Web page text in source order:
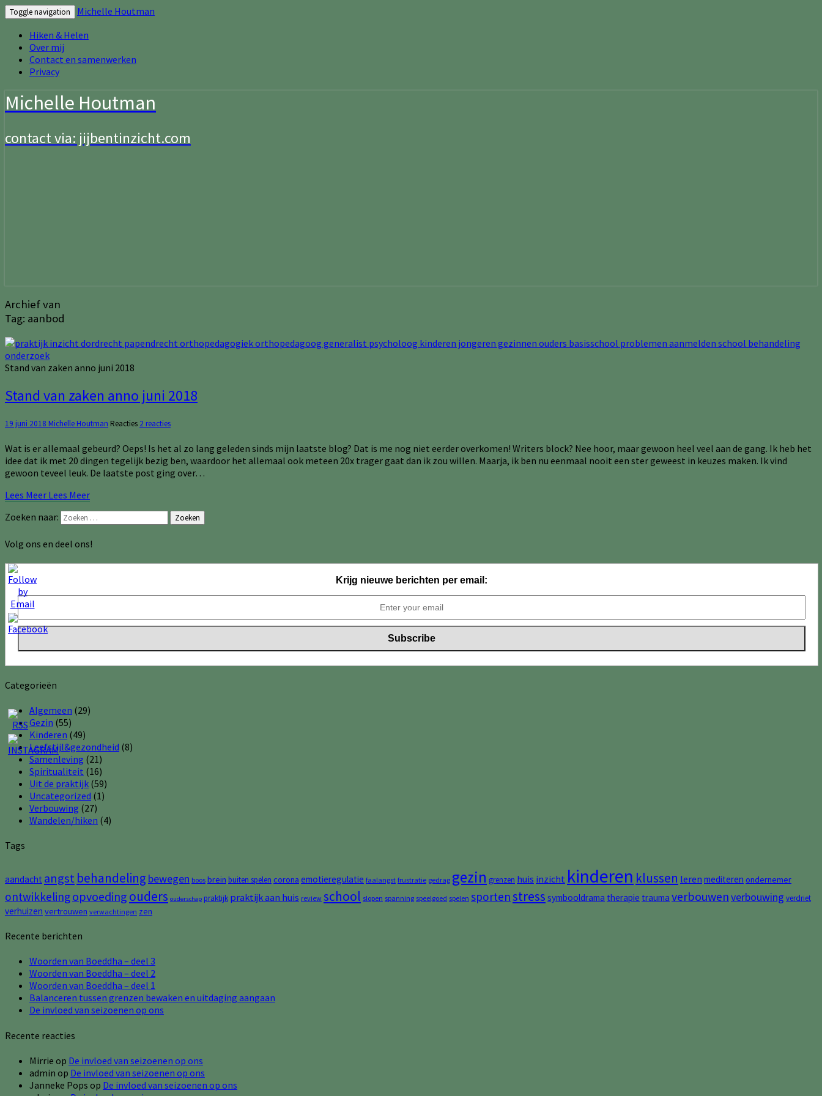
Toggle navigation
Michelle Houtman
Hiken & Helen
Over mij
Contact en samenwerken
Privacy
Michelle Houtman
contact via: jijbentinzicht.com
Archief van
Tag: aanbod
Stand van zaken anno juni 2018
Stand van zaken anno juni 2018
19 juni 2018 Michelle Houtman Reacties 2 reacties
Wat is er allemaal gebeurd? Oeps! Is het al zo lang geleden sinds mijn laatste blog? Dat is me nog niet eerder overkomen! Writers block? Nee hoor, maar gewoon heel veel aan de gang. Ik heb het
idee dat ik met 20 dingen tegelijk bezig ben, waardoor het allemaal ook meteen 20x trager gaat dan ik zou willen. Maarja, ik ben nu eenmaal nooit een ster geweest in keuzes maken. Ik vind
gewoon teveel leuk. De laatste post ging over…
Lees Meer Lees Meer
Zoeken naar:
Zoeken
Volg ons en deel ons!
Krijg nieuwe berichten per email:
Categorieën
Algemeen (29)
Gezin (55)
Kinderen (49)
Leefstijl&gezondheid (8)
Samenleving (21)
Spiritualiteit (16)
Uit de praktijk (59)
Uncategorized (1)
Verbouwing (27)
Wandelen/hiken (4)
Tags
aandacht angst behandeling bewegen boos brein buiten spelen corona emotieregulatie faalangst frustratie gedrag gezin grenzen huis inzicht kinderen klussen leren mediteren ondernemer
ontwikkelingopvoeding ouders ouderschap praktijk praktijk aan huis review school slopen spanning speelgoed spelen sportenstress symbooldrama therapie trauma verbouwenverbouwing verdriet
verhuizen vertrouwen verwachtingen zen
Recente berichten
Woorden van Boeddha – deel 3
Woorden van Boeddha – deel 2
Woorden van Boeddha – deel 1
Balanceren tussen grenzen bewaken en uitdaging aangaan
De invloed van seizoenen op ons
Recente reacties
Mirrie op De invloed van seizoenen op ons
admin op De invloed van seizoenen op ons
Janneke Pops op De invloed van seizoenen op ons